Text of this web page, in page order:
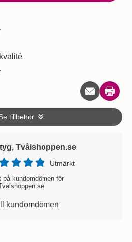
Skriv
Se tillbehör
Tvålshoppen.se
Utmärkt
på kundomdömen för
kundomdömen